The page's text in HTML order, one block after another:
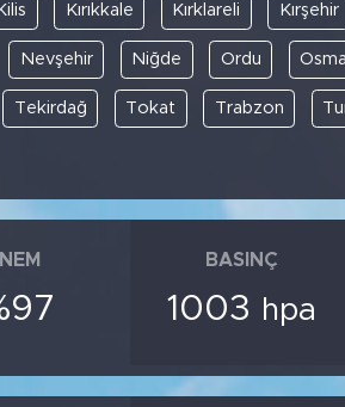
Kilis Kırıkkale Kırklareli Kırşehir
Nevşehir Niğde Ordu
Tekirdağ Tokat Trabzon
NEM BASINÇ
1003 hpa